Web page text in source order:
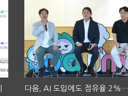
다음, AI 도입에도 점유율 2%…